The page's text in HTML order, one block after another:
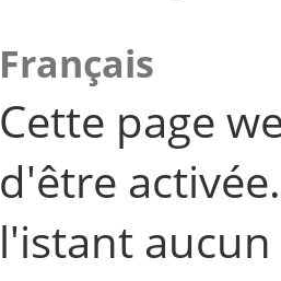
Français
Cette page
d'être
l'istant